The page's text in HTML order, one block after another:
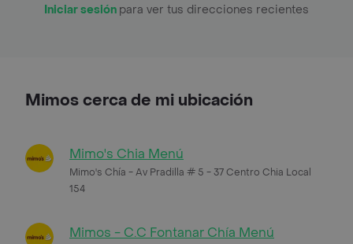
Iniciar sesión para ver tus direcciones recientes
Mimos cerca de mi ubicación
Mimo's Chia Menú
Mimo's Chía - Av Pradilla # 5 - 37 Centro Chia Local
154
Mimos - C.C Fontanar Chía Menú